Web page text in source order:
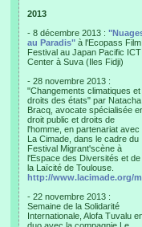
2013
- 8 décembre 2013 :
au Paradis" à l'Ecopass Film
Festival au Japan Pacific ICT
Center à Suva (Iles Fidji)
- 28 novembre 2013 :
"Changements climatiques et
droits des états" par Natacha
Bracq, avocate spécialisée
droit public et droits de
l'homme, en partenariat avec
La Cimade, dans le cadre du
Festival Migrant'scène à
l'Espace des Diversités et de
la Laïcité de Toulouse.
http://www.lacimade.org/
- 22 novembre 2013 :
Semaine de la Solidarité
Internationale, Alofa Tuvalu